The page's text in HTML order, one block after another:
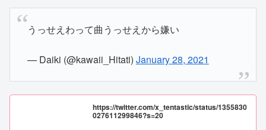
うっせえわって曲うっせえから嫌い
— Daiki (@kawaii_Hitati) January 28, 2021
https://twitter.com/x_tentastic/status/1355830
027611299846?s=20